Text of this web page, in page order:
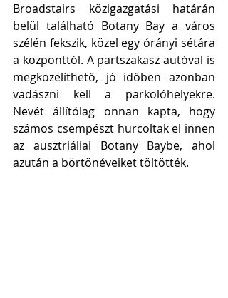
Broadstairs közigazgatási határán
belül található Botany Bay a város
szélén fekszik, közel egy órányi sétára
a központtól. A partszakasz autóval is
megközelíthető, jó időben azonban
vadászni kell a parkolóhelyekre.
Nevét állítólag onnan kapta, hogy
számos csempészt hurcoltak el innen
az ausztriáliai Botany Baybe, ahol
azután a börtönéveiket töltötték.